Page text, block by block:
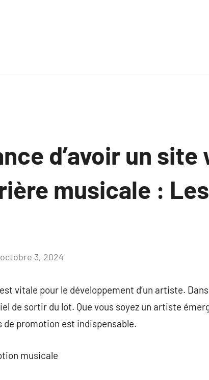
d’avoir un
musicale :
octobre 3, 2024
vitale pour le développement d’un artiste.
de sortir du lot. Que vous soyez un artiste
promotion est indispensable.
musicale